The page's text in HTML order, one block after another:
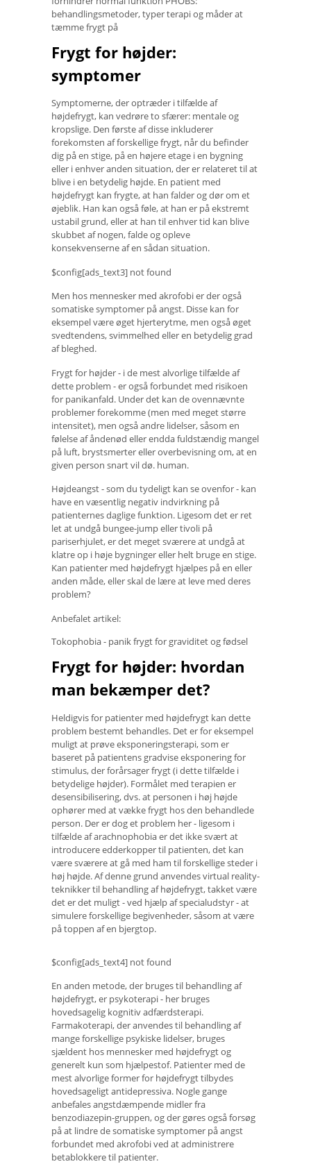
behandlingsmetoder, typer terapi og måder at
tæmme frygt på
Frygt for højder:
symptomer
Symptomerne, der optræder i tilfælde af
højdefrygt, kan vedrøre to sfærer: mentale og
kropslige. Den første af disse inkluderer
forekomsten af ​​forskellige frygt, når du befinder
dig på en stige, på en højere etage i en bygning
eller i enhver anden situation, der er relateret til at
blive i en betydelig højde. En patient med
højdefrygt kan frygte, at han falder og dør om et
øjeblik. Han kan også føle, at han er på ekstremt
ustabil grund, eller at han til enhver tid kan blive
skubbet af nogen, falde og opleve
konsekvenserne af en sådan situation.
$config[ads_text3] not found
Men hos mennesker med akrofobi er der også
somatiske symptomer på angst. Disse kan for
eksempel være øget hjerterytme, men også øget
svedtendens, svimmelhed eller en betydelig grad
af bleghed.
Frygt for højder - i de mest alvorlige tilfælde af
dette problem - er også forbundet med risikoen
for panikanfald. Under det kan de ovennævnte
problemer forekomme (men med meget større
intensitet), men også andre lidelser, såsom en
følelse af åndenød eller endda fuldstændig mangel
på luft, brystsmerter eller overbevisning om, at en
given person snart vil dø. human.
Højdeangst - som du tydeligt kan se ovenfor - kan
have en væsentlig negativ indvirkning på
patienternes daglige funktion. Ligesom det er ret
let at undgå bungee-jump eller tivoli på
pariserhjulet, er det meget sværere at undgå at
klatre op i høje bygninger eller helt bruge en stige.
Kan patienter med højdefrygt hjælpes på en eller
anden måde, eller skal de lære at leve med deres
problem?
Anbefalet artikel:
Tokophobia - panik frygt for graviditet og fødsel
Frygt for højder: hvordan
man bekæmper det?
Heldigvis for patienter med højdefrygt kan dette
problem bestemt behandles. Det er for eksempel
muligt at prøve eksponeringsterapi, som er
baseret på patientens gradvise eksponering for
stimulus, der forårsager frygt (i dette tilfælde i
betydelige højder). Formålet med terapien er
desensibilisering, dvs. at personen i høj højde
ophører med at vække frygt hos den behandlede
person. Der er dog et problem her - ligesom i
tilfælde af arachnophobia er det ikke svært at
introducere edderkopper til patienten, det kan
være sværere at gå med ham til forskellige steder i
høj højde. Af denne grund anvendes virtual reality-
teknikker til behandling af højdefrygt, takket være
det er det muligt - ved hjælp af specialudstyr - at
simulere forskellige begivenheder, såsom at være
på toppen af ​​en bjergtop.
$config[ads_text4] not found
En anden metode, der bruges til behandling af
højdefrygt, er psykoterapi - her bruges
hovedsagelig kognitiv adfærdsterapi.
Farmakoterapi, der anvendes til behandling af
mange forskellige psykiske lidelser, bruges
sjældent hos mennesker med højdefrygt og
generelt kun som hjælpestof. Patienter med de
mest alvorlige former for højdefrygt tilbydes
hovedsageligt antidepressiva. Nogle gange
anbefales angstdæmpende midler fra
benzodiazepin-gruppen, og der gøres også forsøg
på at lindre de somatiske symptomer på angst
forbundet med akrofobi ved at administrere
betablokkere til patienter.